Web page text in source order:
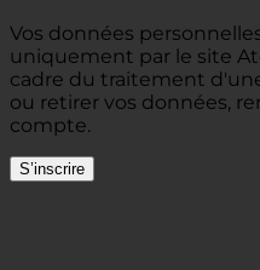
Vos données
uniquement par le site
cadre du traitement
ou retirer vos données,
compte.
S’inscrire